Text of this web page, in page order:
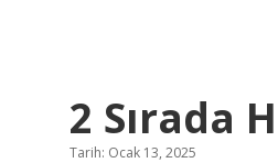
2 Sırada
Tarih: Ocak 13, 2025